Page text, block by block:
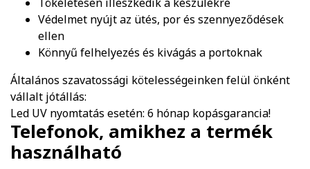
Védelmet nyújt az ütés, por és szennyeződések
ellen
Könnyű felhelyezés és kivágás a portoknak
Általános szavatossági kötelességeinken felül önként
vállalt jótállás:
Led UV nyomtatás esetén: 6 hónap kopásgarancia!
Telefonok, amikhez a termék
használható